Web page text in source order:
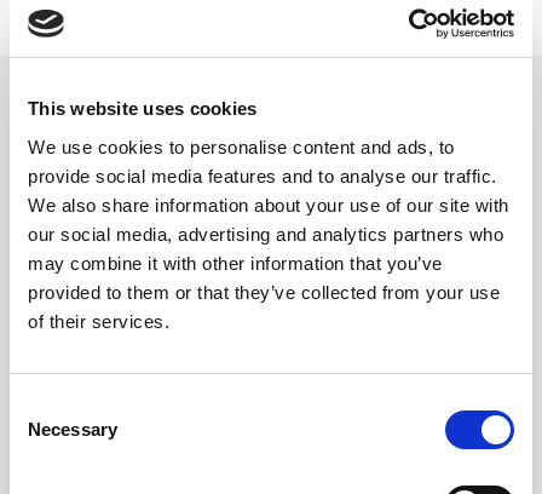
This website uses cookies
We use cookies to personalise content and ads, to
provide social media features and to analyse our traffic.
We also share information about your use of our site with
our social media, advertising and analytics partners who
may combine it with other information that you’ve
provided to them or that they’ve collected from your use
of their services.
Selection
Necessary
Bluetooth
Portabel CD-spiller- Bluetooth, Sort
Varenr:27080
3 990,-
- +
Kjøp
På lager